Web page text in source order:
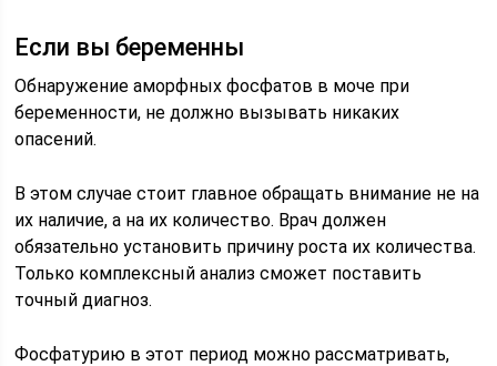
Если вы беременны
Обнаружение аморфных фосфатов в моче при
беременности, не должно вызывать никаких
опасений.
В этом случае стоит главное обращать внимание не на
их наличие, а на их количество. Врач должен
обязательно установить причину роста их количества.
Только комплексный анализ сможет поставить
точный диагноз.
Фосфатурию в этот период можно рассматривать,